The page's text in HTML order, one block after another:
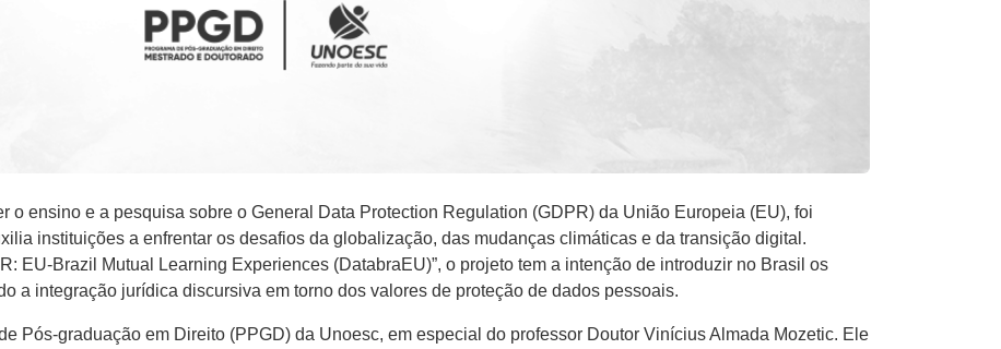
o ensino e a pesquisa sobre o General Data Protection Regulation (GDPR) da União Europeia (EU), foi
instituições a enfrentar os desafios da globalização, das mudanças climáticas e da transição digital.
EU-Brazil Mutual Learning Experiences (DatabraEU)”, o projeto tem a intenção de introduzir no Brasil os
a integração jurídica discursiva em torno dos valores de proteção de dados pessoais.
Pós-graduação em Direito (PPGD) da Unoesc, em especial do professor Doutor Vinícius Almada Mozetic. Ele